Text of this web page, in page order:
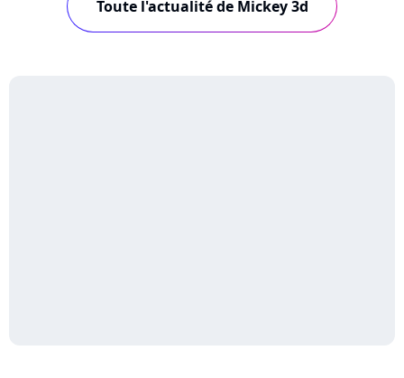
Toute l'actualité de Mickey 3d